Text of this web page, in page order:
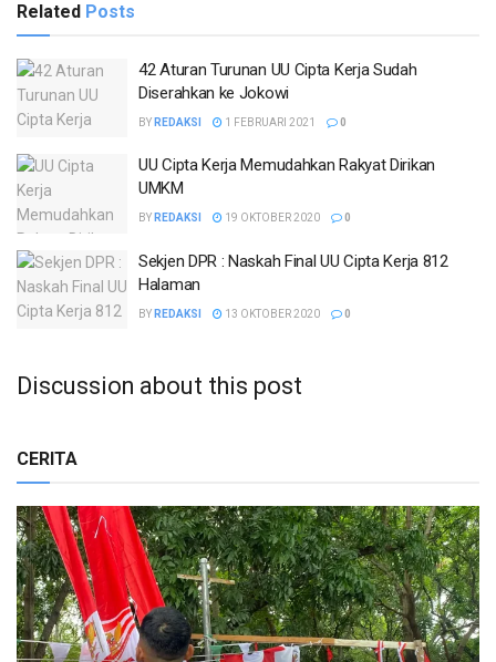
Related Posts
42 Aturan Turunan UU Cipta Kerja Sudah
Diserahkan ke Jokowi
BY REDAKSI 1 FEBRUARI 2021 0
UU Cipta Kerja Memudahkan Rakyat Dirikan
UMKM
BY REDAKSI 19 OKTOBER 2020 0
Sekjen DPR : Naskah Final UU Cipta Kerja 812
Halaman
BY REDAKSI 13 OKTOBER 2020 0
Discussion about this post
CERITA